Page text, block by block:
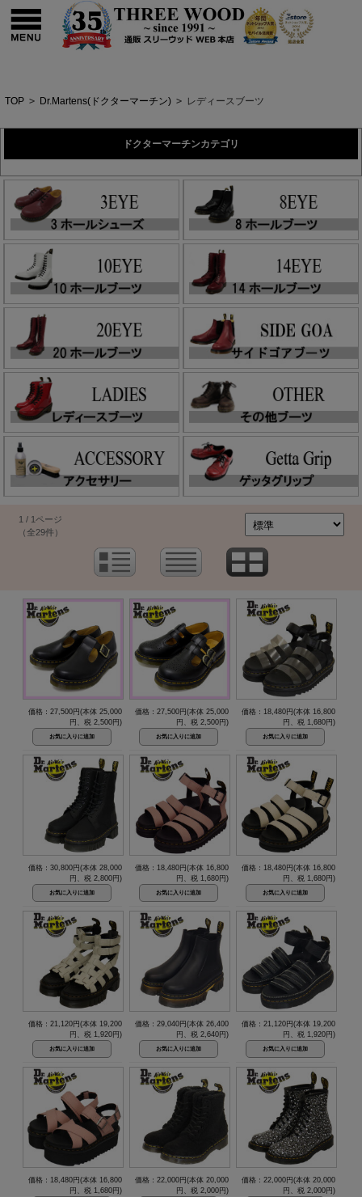
TOP > Dr.Martens(ドクターマーチン) > レディースブーツ
ドクターマーチンカテゴリ
1 / 1ページ
（全29件）
価格：27,500円(本体 25,000
円、税 2,500円)
価格：27,500円(本体 25,000
円、税 2,500円)
価格：18,480円(本体 16,800
円、税 1,680円)
価格：30,800円(本体 28,000
円、税 2,800円)
価格：18,480円(本体 16,800
円、税 1,680円)
価格：18,480円(本体 16,800
円、税 1,680円)
価格：21,120円(本体 19,200
円、税 1,920円)
価格：29,040円(本体 26,400
円、税 2,640円)
価格：21,120円(本体 19,200
円、税 1,920円)
価格：18,480円(本体 16,800
円、税 1,680円)
価格：22,000円(本体 20,000
円、税 2,000円)
価格：22,000円(本体 20,000
円、税 2,000円)